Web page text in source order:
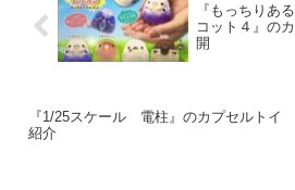
『もっちり
コット４』の
開
『1/25スケール 電柱』のカプセルトイ
紹介